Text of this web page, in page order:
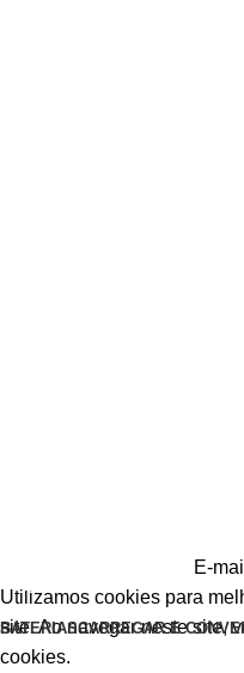
BATERIASCARREGAR E
E-mail
Utilizamos cookies para
site. Ao navegar neste site,
cookies.